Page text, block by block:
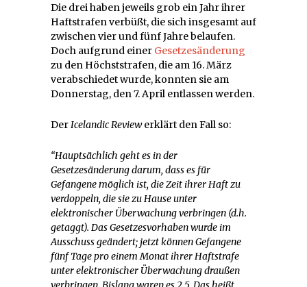
Die drei haben jeweils grob ein Jahr ihrer
Haftstrafen verbüßt, die sich insgesamt auf
zwischen vier und fünf Jahre belaufen.
Doch aufgrund einer Gesetzesänderung
zu den Höchststrafen, die am 16. März
verabschiedet wurde, konnten sie am
Donnerstag, den 7. April entlassen werden.
DerIcelandic Reviewerklärt den Fall so:
“Hauptsächlich geht es in der
Gesetzesänderung darum, dass es für
Gefangene möglich ist, die Zeit ihrer Haft zu
verdoppeln, die sie zu Hause unter
elektronischer Überwachung verbringen (d.h.
getaggt). Das Gesetzesvorhaben wurde im
Ausschuss geändert; jetzt können Gefangene
fünf Tage pro einem Monat ihrer Haftstrafe
unter elektronischer Überwachung draußen